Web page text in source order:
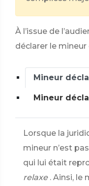
À l’issue de
déclarer le
Mineur
Mineur
Lorsque la
mineur n’est
qui lui était
relaxe . Ainsi, le